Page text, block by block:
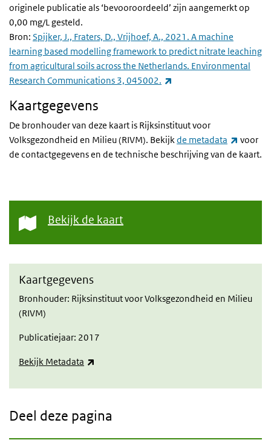
originele publicatie als ‘bevooroordeeld’ zijn aangemerkt op
0,00 mg/L gesteld.
Bron: Spijker, J., Fraters, D., Vrijhoef, A., 2021. A machine
learning based modelling framework to predict nitrate leaching
from agricultural soils across the Netherlands. Environmental
Research Communications 3, 045002.
Kaartgegevens
De bronhouder van deze kaart is Rijksinstituut voor
Volksgezondheid en Milieu (RIVM). Bekijkde metadata
voor
de contactgegevens en de technische beschrijving van de kaart.
Bekijk de kaart
Kaartgegevens
Bronhouder: Rijksinstituut voor Volksgezondheid en Milieu
(RIVM)
Publicatiejaar: 2017
Bekijk Metadata
Deel deze pagina